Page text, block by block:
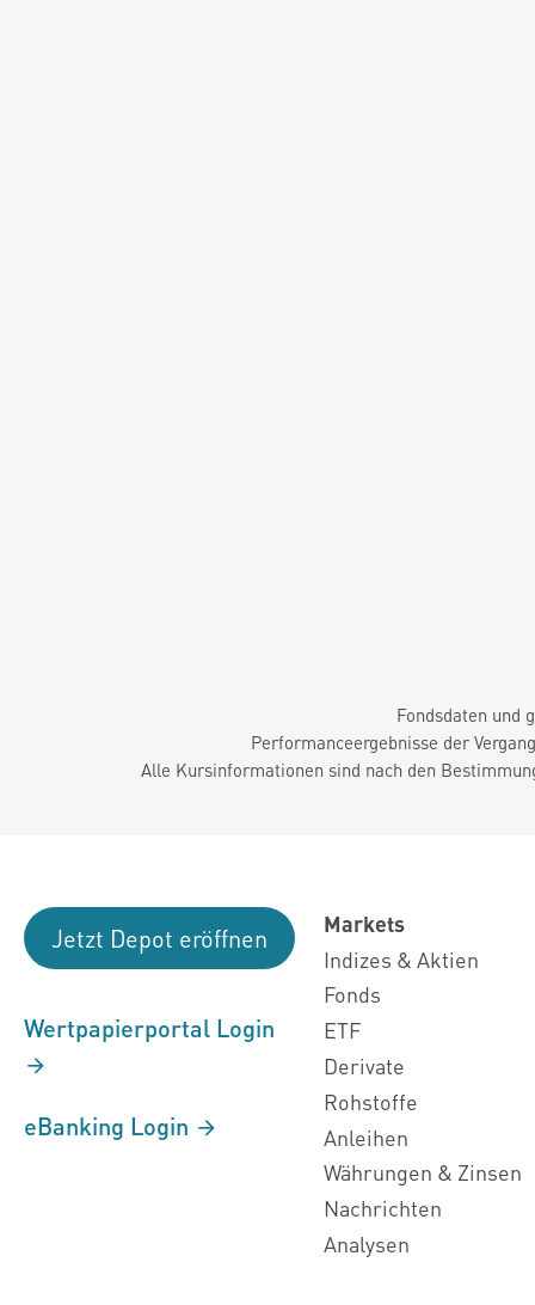
Fondsdaten und
Performanceergebnisse der
Alle Kursinformationen sind nach den
Jetzt Depot eröffnen
Wertpapierportal Login
eBanking Login
Markets
Indizes & Aktien
Fonds
ETF
Derivate
Rohstoffe
Anleihen
Währungen & Zinsen
Nachrichten
Analysen